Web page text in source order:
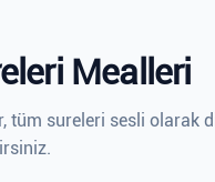
Mealleri
tüm sureleri sesli olarak